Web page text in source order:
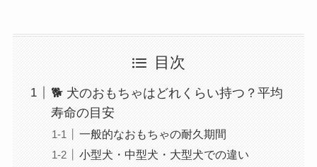
目次
🐕 犬のおもちゃはどれくらい持つ？平均
寿命の目安
一般的なおもちゃの耐久期間
小型犬・中型犬・大型犬での違い